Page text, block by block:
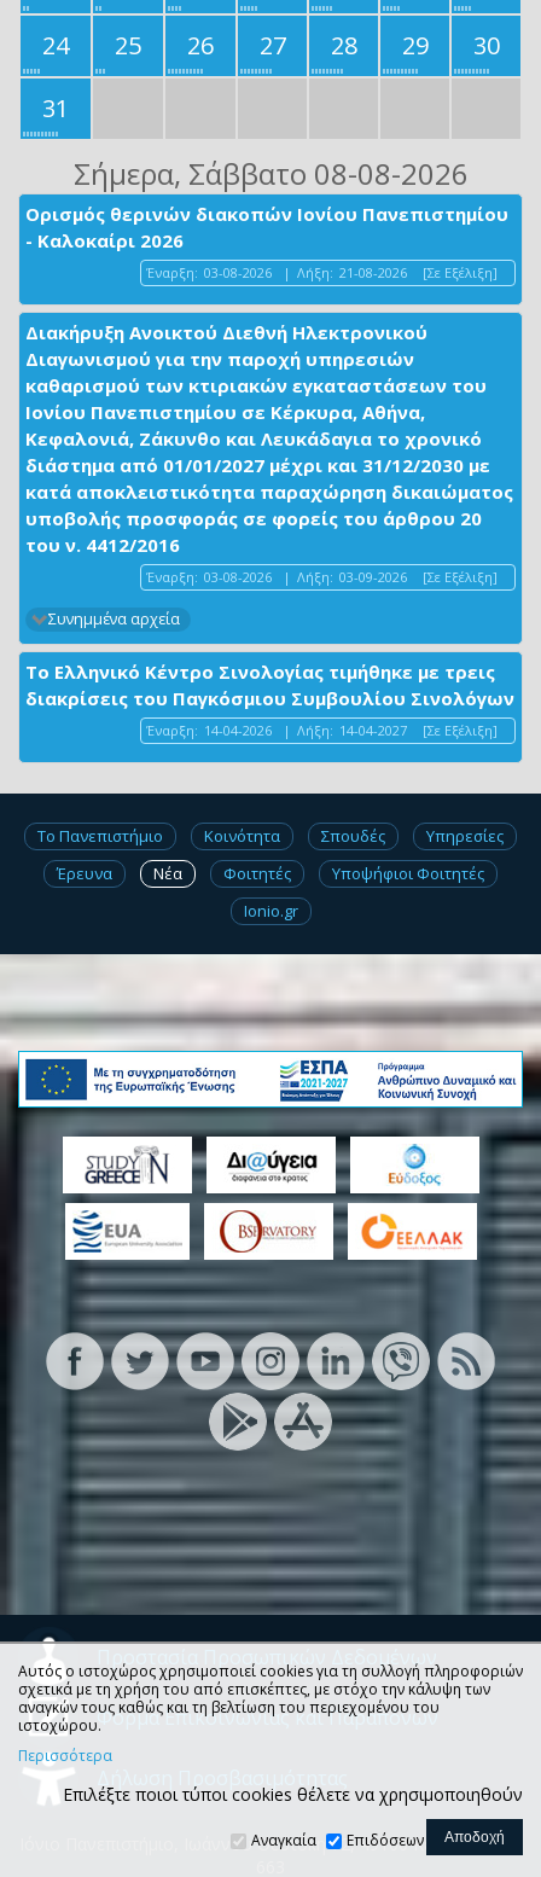
24
25 26 27 28 29
30
31
Σήμερα, Σάββατο 08-08-2026
Ορισμός θερινών διακοπών Ιονίου Πανεπιστημίου
- Καλοκαίρι 2026
Έναρξη: 03-08-2026 | Λήξη: 21-08-2026 [Σε Εξέλιξη]
Διακήρυξη Ανοικτού Διεθνή Ηλεκτρονικού
Διαγωνισμού για την παροχή υπηρεσιών
καθαρισμού των κτιριακών εγκαταστάσεων του
Ιονίου Πανεπιστημίου σε Κέρκυρα, Αθήνα,
Κεφαλονιά, Ζάκυνθο και Λευκάδαγια το χρονικό
διάστημα από 01/01/2027 μέχρι και 31/12/2030 με
κατά αποκλειστικότητα παραχώρηση δικαιώματος
υποβολής προσφοράς σε φορείς του άρθρου 20
του ν. 4412/2016
Έναρξη: 03-08-2026 | Λήξη: 03-09-2026 [Σε Εξέλιξη]
Συνημμένα αρχεία
Το Ελληνικό Κέντρο Σινολογίας τιμήθηκε με τρεις
διακρίσεις του Παγκόσμιου Συμβουλίου Σινολόγων
Έναρξη: 14-04-2026 | Λήξη: 14-04-2027 [Σε Εξέλιξη]
Το Πανεπιστήμιο Κοινότητα Σπουδές
Υπηρεσίες
Έρευνα
Νέα Φοιτητές
Υποψήφιοι Φοιτητές
Ionio.gr
Προστασία Προσωπικών Δεδομένων
Φόρμα Επικοινωνίας και Παραπόνων
Ιόνιο Πανεπιστήμιο, Ιωάννου Θεοτόκη 72, 49100 Κέρκυρα, Τ.Θ.
Αυτός ο ιστοχώρος χρησιμοποιεί cookies για τη συλλογή πληροφοριών
σχετικά με τη χρήση του από επισκέπτες, με στόχο την κάλυψη των
αναγκών τους καθώς και τη βελτίωση του περιεχομένου του
ιστοχώρου.
Περισσότερα
Επιλέξτε ποιοι τύποι cookies θέλετε να χρησιμοποιηθούν
Αναγκαία Επιδόσεων